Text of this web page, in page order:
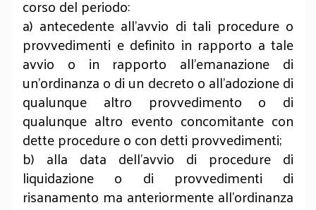
corso del periodo:
a) antecedente all'avvio di tali procedure o
provvedimenti e definito in rapporto a tale
avvio o in rapporto all'emanazione di
un'ordinanza o di un decreto o all'adozione di
qualunque altro provvedimento o di
qualunque altro evento concomitante con
dette procedure o con detti provvedimenti;
b) alla data dell'avvio di procedure di
liquidazione o di provvedimenti di
risanamento ma anteriormente all'ordinanza